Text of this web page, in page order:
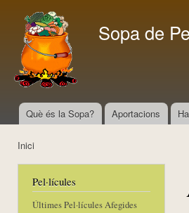
Sopa de
Menú principal
Què és la Sopa? Aportacions
Inici
Pel·lícules
Últimes Pel·lícules Afegides